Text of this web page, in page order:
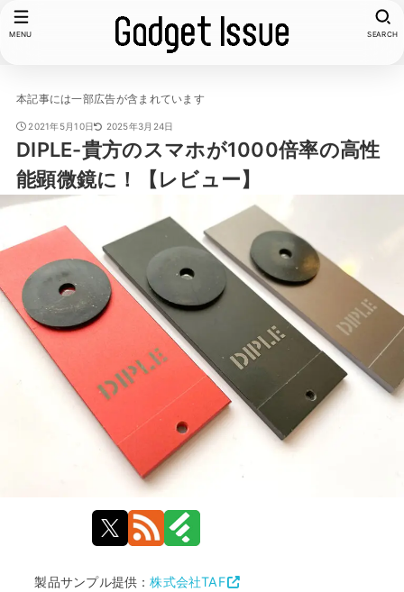
SEARCH
MENU
本記事には一部広告が含まれています
2021年5月10日 2025年3月24日
DIPLE-貴方のスマホが1000倍率の高性
能顕微鏡に！【レビュー】
製品サンプル提供：株式会社TAF